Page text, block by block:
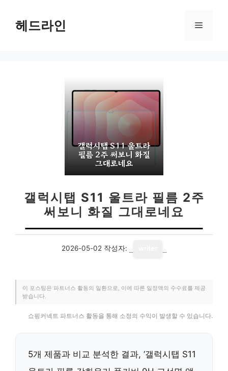
헤드라인 메
갤럭시탭 S11 울트라 필름 2주
써보니 화질 그대로네요
2026-05-02 작성자:
이 포스팅은 파트너스 활동의 일환으로, 이에 따른 일정액의 수수료를 제공
받습니다.
쇼핑커넥트 파트너스 활동을 통해 소정의 수익이 발생할 수 있습니다.
5개 제품과 비교 분석한 결과, ‘갤럭시탭 S11